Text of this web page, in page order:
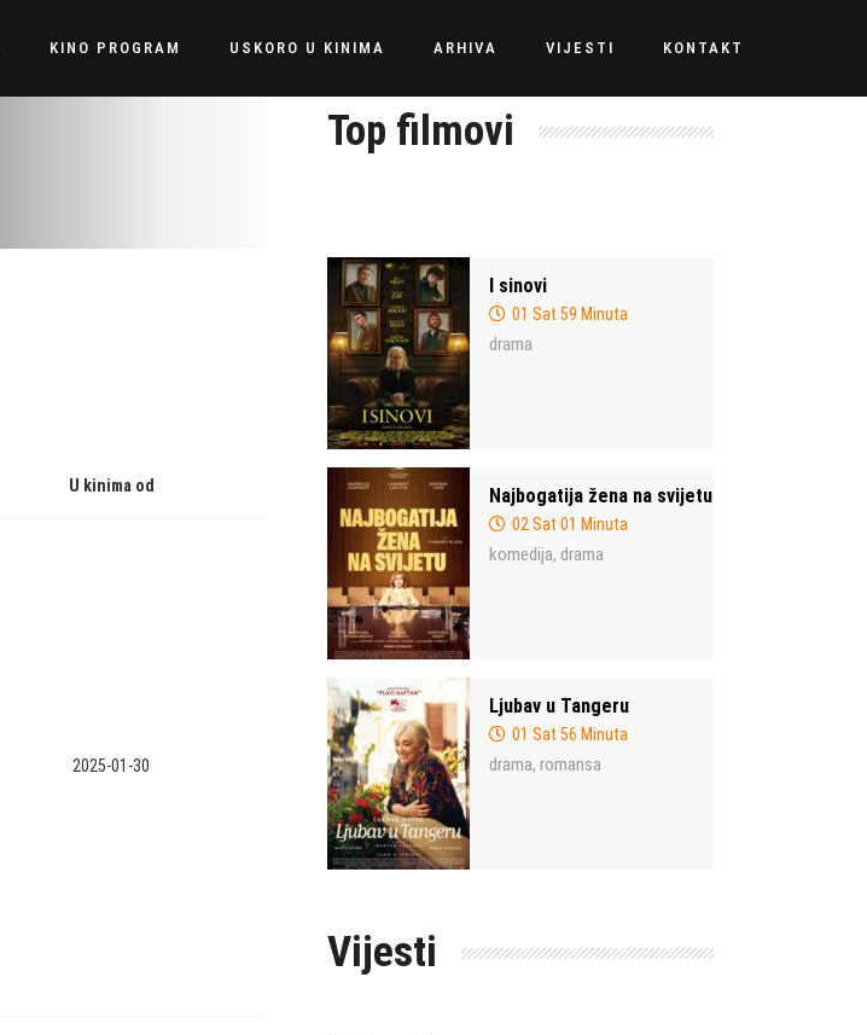
KINO PROGRAM USKORO U KINIMA ARHIVA VIJESTI KONTAKT
U kinima od
2025-01-30
Top filmovi
I sinovi
01 Sat 59 Minuta
drama
Najbogatija žena na svijetu
02 Sat 01 Minuta
komedija, drama
Ljubav u Tangeru
01 Sat 56 Minuta
drama, romansa
Vijesti